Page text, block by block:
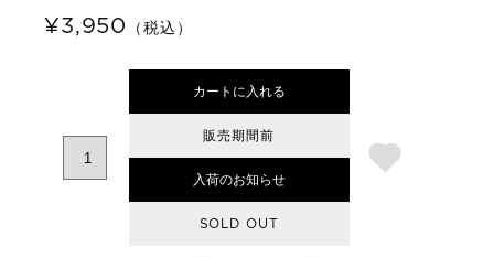
¥3,950 （税込）
カートに入れる
販売期間前
入荷のお知らせ
SOLD OUT